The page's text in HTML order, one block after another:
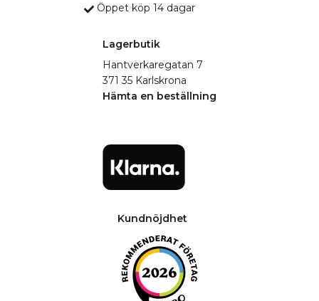
Öppet köp 14 dagar
Lagerbutik
Hantverkaregatan 7
371 35 Karlskrona
Hämta en beställning
Kundnöjdhet